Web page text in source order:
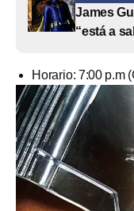
James
“está a
Horario: 7:00 p.m